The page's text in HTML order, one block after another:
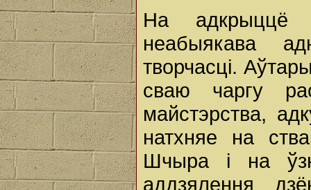
На адкрыццё
неабыякава
творчасці.
сваю чаргу
майстэрства,
натхняе на
Шчыра і на
аддзялення